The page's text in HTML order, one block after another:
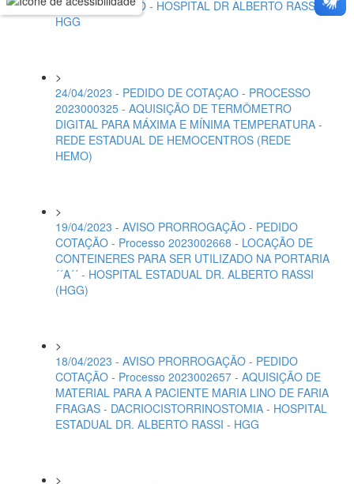
INTRACRANIANO - HOSPITAL DR ALBERTO RASSI -
HGG
>
24/04/2023 - PEDIDO DE COTAÇAO - PROCESSO
2023000325 - AQUISIÇÃO DE TERMÔMETRO
DIGITAL PARA MÁXIMA E MÍNIMA TEMPERATURA -
REDE ESTADUAL DE HEMOCENTROS (REDE
HEMO)
>
19/04/2023 - AVISO PRORROGAÇÃO - PEDIDO
COTAÇÃO - Processo 2023002668 - LOCAÇÃO DE
CONTEINERES PARA SER UTILIZADO NA PORTARIA
´´A´´ - HOSPITAL ESTADUAL DR. ALBERTO RASSI
(HGG)
>
18/04/2023 - AVISO PRORROGAÇÃO - PEDIDO
COTAÇÃO - Processo 2023002657 - AQUISIÇÃO DE
MATERIAL PARA A PACIENTE MARIA LINO DE FARIA
FRAGAS - DACRIOCISTORRINOSTOMIA - HOSPITAL
ESTADUAL DR. ALBERTO RASSI - HGG
>